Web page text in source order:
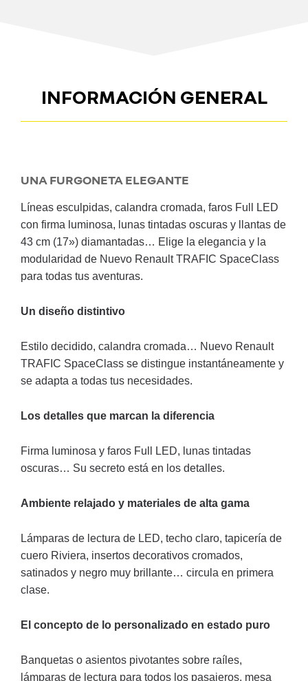
INFORMACIÓN GENERAL
UNA FURGONETA ELEGANTE
Líneas esculpidas, calandra cromada, faros Full LED
con firma luminosa, lunas tintadas oscuras y llantas de
43 cm (17») diamantadas… Elige la elegancia y la
modularidad de Nuevo Renault TRAFIC SpaceClass
para todas tus aventuras.
Un diseño distintivo
Estilo decidido, calandra cromada… Nuevo Renault
TRAFIC SpaceClass se distingue instantáneamente y
se adapta a todas tus necesidades.
Los detalles que marcan la diferencia
Firma luminosa y faros Full LED, lunas tintadas
oscuras… Su secreto está en los detalles.
Ambiente relajado y materiales de alta gama
Lámparas de lectura de LED, techo claro, tapicería de
cuero Riviera, insertos decorativos cromados,
satinados y negro muy brillante… circula en primera
clase.
El concepto de lo personalizado en estado puro
Banquetas o asientos pivotantes sobre raíles,
lámparas de lectura para todos los pasajeros, mesa